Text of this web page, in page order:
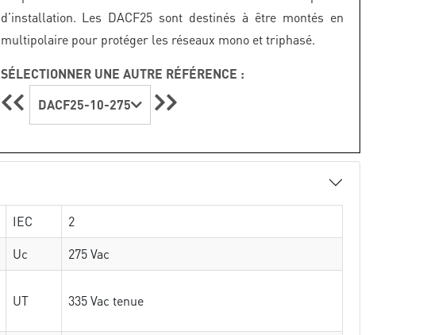
d’installation. Les DACF25 sont destinés à être montés en
multipolaire pour protéger les réseaux mono et triphasé.
SÉLECTIONNER UNE AUTRE RÉFÉRENCE :
DACF25-10-275
IEC
2
Uc
275 Vac
UT 335 Vac tenue